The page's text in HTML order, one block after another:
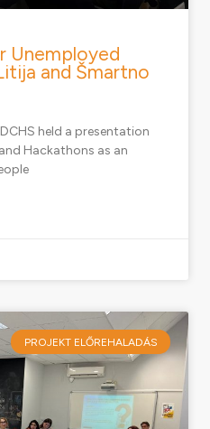
Unemployed
and Šmartno
held a presentation
Hackathons as an
PROJEKT ELŐREHALADÁS